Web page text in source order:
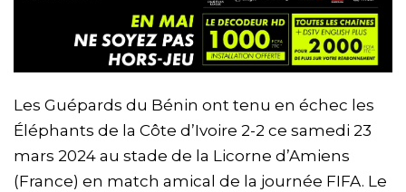
Les Guépards du Bénin ont tenu en échec les
Éléphants de la Côte d’Ivoire 2-2 ce samedi 23
mars 2024 au stade de la Licorne d’Amiens
(France) en match amical de la journée FIFA. Le